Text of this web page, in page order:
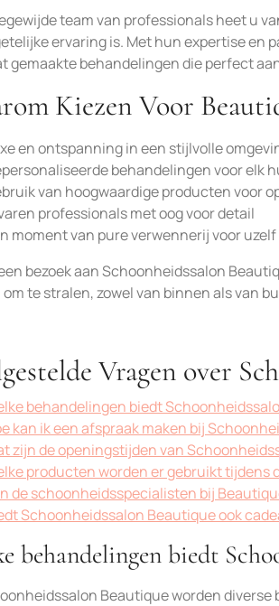
team van professionals heet u
ervaring is. Met hun expertise en
gemaakte behandelingen die perfect
Kiezen Voor
en ontspanning in een stijlvolle
behandelingen voor elk
van hoogwaardige producten voor
professionals met oog voor detail
moment van pure verwennerij voor uzelf
bezoek aan Schoonheidssalon
te stralen, zowel van binnen als van
Vragen over
behandelingen biedt
kan ik een afspraak maken bij
zijn de openingstijden van
producten worden er gebruikt tijdens
de schoonheidsspecialisten bij
Schoonheidssalon Beautique ook
behandelingen biedt
Beautique worden